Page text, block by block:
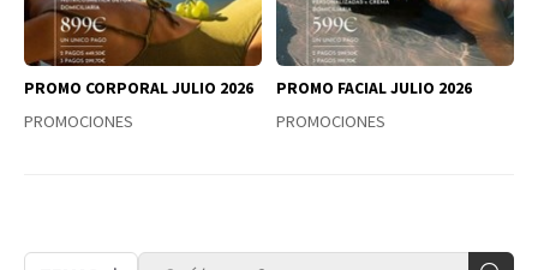
PROMO CORPORAL JULIO 2026
PROMOCIONES
PROMO FACIAL JULIO 2026
PROMOCIONES